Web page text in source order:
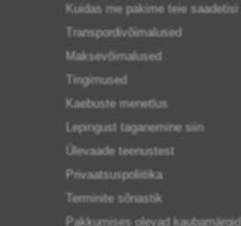
Kuidas me pakime teie saadetisi
Transpordivõimalused
Maksevõimalused
Tingimused
Kaebuste menetlus
Lepingust taganemine siin
Ülevaade teenustest
Privaatsuspoliitika
Terminite sõnastik
Pakkumises olevad kaubamärgid